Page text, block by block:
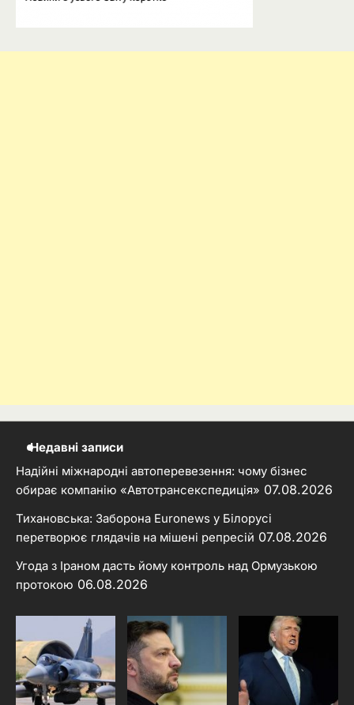
Недавні записи
Надійні міжнародні автоперевезення: чому бізнес
обирає компанію «Автотрансекспедиція» 07.08.2026
Тихановська: Заборона Euronews у Білорусі
перетворює глядачів на мішені репресій 07.08.2026
Угода з Іраном дасть йому контроль над Ормузькою
протокою 06.08.2026